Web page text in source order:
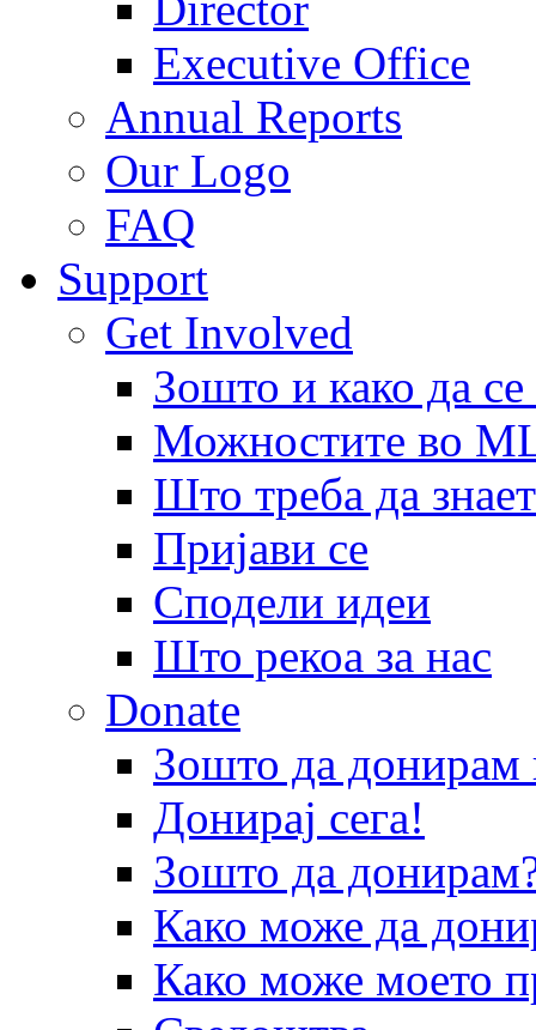
Executive Office
Annual Reports
Our Logo
FAQ
Support
Get Involved
Зошто и како да
Можностите во
Што треба да
Пријави се
Сподели идеи
Што рекоа за нас
Donate
Зошто да
Донирај сега!
Зошто да
Како може да
Како може моето